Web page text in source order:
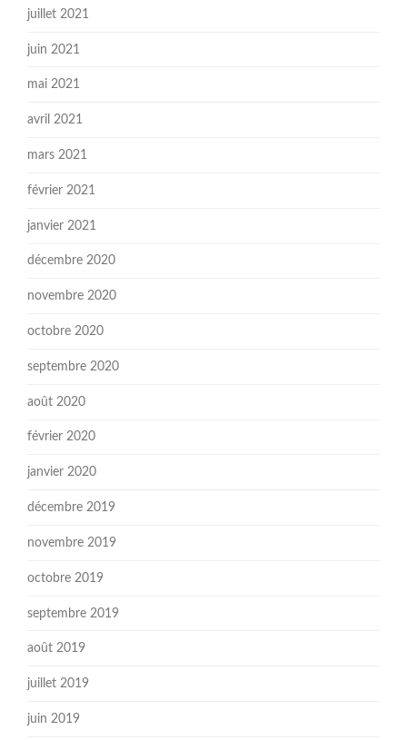
juillet 2021
juin 2021
mai 2021
avril 2021
mars 2021
février 2021
janvier 2021
décembre 2020
novembre 2020
octobre 2020
septembre 2020
août 2020
février 2020
janvier 2020
décembre 2019
novembre 2019
octobre 2019
septembre 2019
août 2019
juillet 2019
juin 2019